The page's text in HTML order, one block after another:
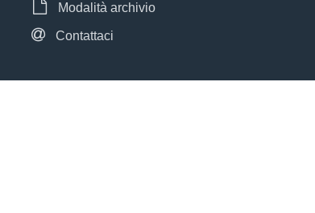
Modalità archivio
Contattaci